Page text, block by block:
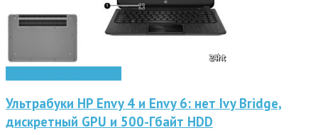
Ультрабуки HP Envy 4 и Envy 6: нет Ivy Bridge,
дискретный GPU и 500-Гбайт HDD